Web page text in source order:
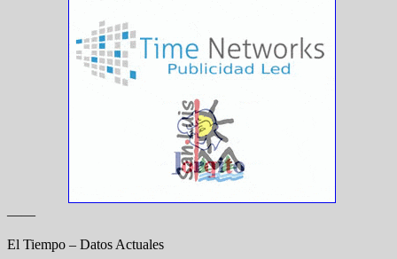
——
El Tiempo – Datos Actuales